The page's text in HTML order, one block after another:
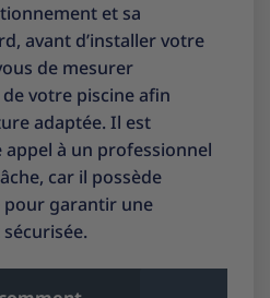
et sa
avant d’installer votre
de mesurer
votre piscine afin
adaptée. Il est
à un professionnel
car il possède
pour garantir une